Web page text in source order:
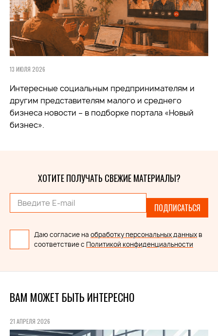
13 ИЮЛЯ 2026
Интересные социальным предпринимателям и
другим представителям малого и среднего
бизнеса новости – в подборке портала «Новый
бизнес».
ХОТИТЕ ПОЛУЧАТЬ СВЕЖИЕ МАТЕРИАЛЫ?
ПОДПИСАТЬСЯ
Даю согласие на обработку персональных данных в
соответствие с Политикой конфиденциальности
ВАМ МОЖЕТ БЫТЬ ИНТЕРЕСНО
21 АПРЕЛЯ 2026